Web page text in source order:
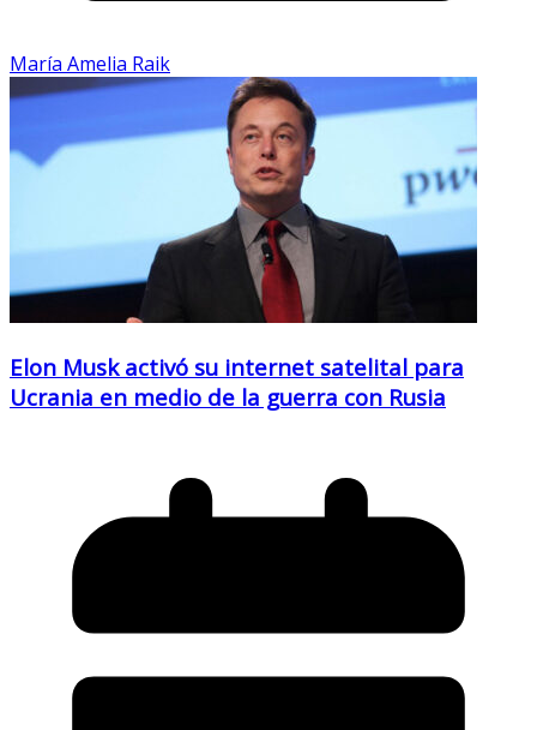
María Amelia Raik
Elon Musk activó su internet satelital para
Ucrania en medio de la guerra con Rusia